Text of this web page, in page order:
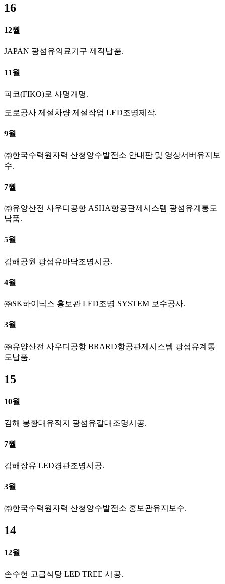
16
12월
JAPAN 광섬유의료기구 제작납품.
11월
피코(FIKO)로 사명개명.
도로공사 제설차량 제설작업 LED조명제작.
9월
㈜한국수력원자력 산청양수발전소 안내판 및 영상서버유지보
수.
7월
㈜유양산전 사우디공항 ASHA항공관제시스템 광섬유계통도
납품.
5월
김해공원 광섬유바닥조명시공.
4월
㈜SK하이닉스 홍보관 LED조명 SYSTEM 보수공사.
3월
㈜유양산전 사우디공항 BRARD항공관제시스템 광섬유계통
도납품.
15
10월
김해 봉황대유적지 광섬유갈대조명시공.
7월
김해장유 LED경관조명시공.
3월
㈜한국수력원자력 산청양수발전소 홍보관유지보수.
14
12월
손수헌 고급식당 LED TREE 시공.